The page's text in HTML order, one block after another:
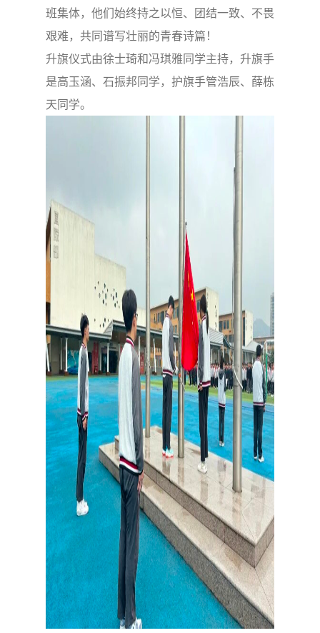
班集体，他们始终持之以恒、团结一致、不畏
艰难，共同谱写壮丽的青春诗篇！
升旗仪式由徐士琦和冯琪雅同学主持，升旗手
是高玉涵、石振邦同学，护旗手管浩辰、薛栋
天同学。